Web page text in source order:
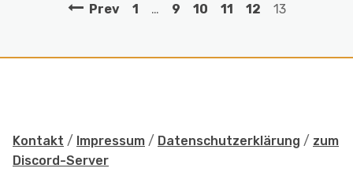
Prev 1 … 9 10 11 12 13
Kontakt / Impressum / Datenschutzerklärung / zum
Discord-Server